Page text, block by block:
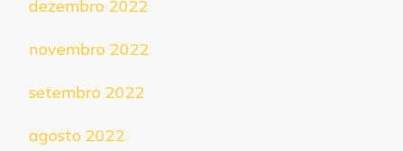
dezembro 2022
novembro 2022
setembro 2022
agosto 2022